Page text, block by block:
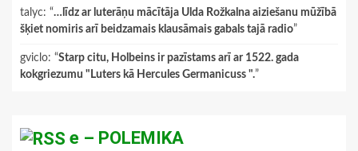
talyc: “…līdz ar luterāņu mācītāja Ulda Rožkalna aiziešanu mūžībā
šķiet nomiris arī beidzamais klausāmais gabals tajā radio”
gviclo: “Starp citu, Holbeins ir pazīstams arī ar 1522. gada
kokgriezumu "Luters kā Hercules Germanicuss ".”
e – POLEMIKA